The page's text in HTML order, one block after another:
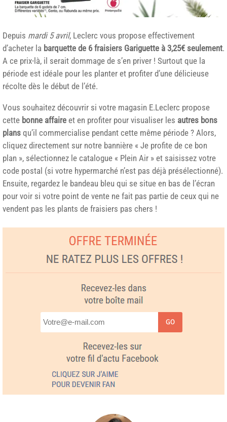
Depuis mardi 5 avril, Leclerc vous propose effectivement
d’acheter la barquette de 6 fraisiers Gariguette à 3,25€ seulement.
A ce prix-là, il serait dommage de s’en priver ! Surtout que la
période est idéale pour les planter et profiter d’une délicieuse
récolte dès le début de l’été.
Vous souhaitez découvrir si votre magasin E.Leclerc propose
cette bonne affaire et en profiter pour visualiser les autres bons
plans qu’il commercialise pendant cette même période ? Alors,
cliquez directement sur notre bannière « Je profite de ce bon
plan », sélectionnez le catalogue « Plein Air » et saisissez votre
code postal (si votre hypermarché n’est pas déjà présélectionné).
Ensuite, regardez le bandeau bleu qui se situe en bas de l’écran
pour voir si votre point de vente ne fait pas partie de ceux qui ne
vendent pas les plants de fraisiers pas chers !
GO